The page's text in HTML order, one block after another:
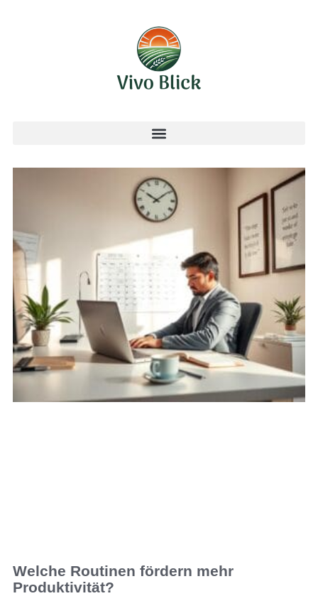
Welche Routinen fördern mehr
Produktivität?